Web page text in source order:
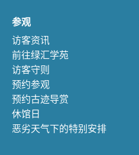
参观
访客资讯
前往绿汇学苑
访客守则
预约参观
预约古迹导赏
休馆日
恶劣天气下的特别安排